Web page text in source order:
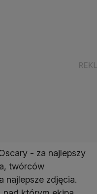
- za najlepszy
twórców
najlepsze zdjęcia.